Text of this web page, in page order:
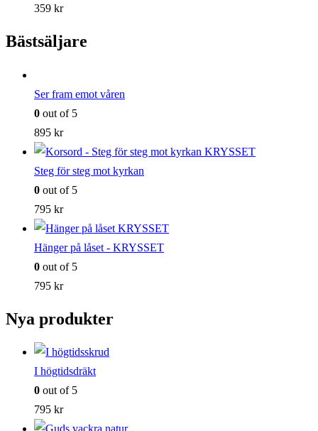
359 kr
Bästsäljare
Ser fram emot våren
0 out of 5
895 kr
Steg för steg mot kyrkan
0 out of 5
795 kr
Hänger på låset - KRYSSET
0 out of 5
795 kr
Nya produkter
I högtidsdräkt
0 out of 5
795 kr